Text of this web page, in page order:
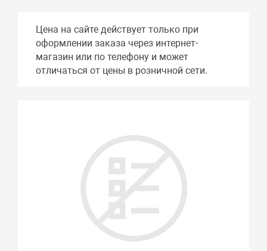
Цена на сайте действует только при
оформлении заказа через интернет-
магазин или по телефону и может
отличаться от цены в розничной сети.